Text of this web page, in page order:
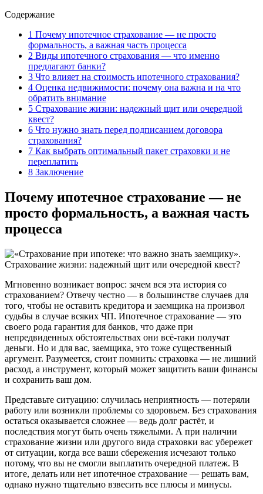
Содержание
1 Почему ипотечное страхование — не просто
формальность, а важная часть процесса
2 Виды ипотечного страхования — что именно
предлагают банки?
3 Что влияет на стоимость ипотечного страхования?
4 Оценка недвижимости: почему она важна и на что
обратить внимание
5 Страхование жизни: надежный щит или очередной
квест?
6 Что нужно знать перед подписанием договора
страхования?
7 Как выбрать оптимальный пакет страховки и не
переплатить
8 Заключение
Почему ипотечное страхование — не
просто формальность, а важная часть
процесса
Мгновенно возникает вопрос: зачем вся эта история со
страхованием? Отвечу честно — в большинстве случаев для
того, чтобы не оставить кредитора и заемщика на произвол
судьбы в случае всяких ЧП. Ипотечное страхование — это
своего рода гарантия для банков, что даже при
непредвиденных обстоятельствах они всё-таки получат
деньги. Но и для вас, заемщика, это тоже существенный
аргумент. Разумеется, стоит помнить: страховка — не лишний
расход, а инструмент, который может защитить ваши финансы
и сохранить ваш дом.
Представьте ситуацию: случилась неприятность — потеряли
работу или возникли проблемы со здоровьем. Без страхования
остаться оказывается сложнее — ведь долг растёт, и
последствия могут быть очень тяжелыми. А при наличии
страхование жизни или другого вида страховки вас убережет
от ситуации, когда все ваши сбережения исчезают только
потому, что вы не смогли выплатить очередной платеж. В
итоге, делать или нет ипотечное страхование — решать вам,
однако нужно тщательно взвесить все плюсы и минусы.